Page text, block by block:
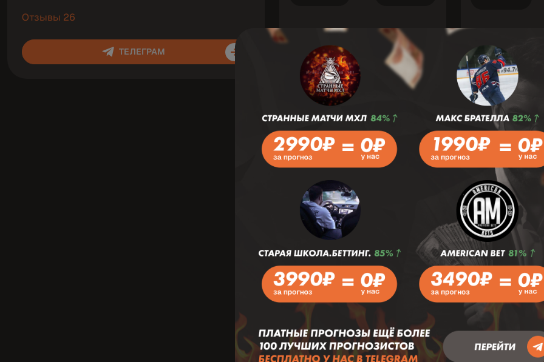
Отзывы 26
ТЕЛЕГРАМ
Футбол 8 Август 17:00 ПР
Южная Премьер-лига
Анстеи Номадс
VS
Футбол 8
Дивизион 2
Шеллефтео
Футбол 6 Август 21:45
Англия: Кубок Английской Лиги
VS
Футбол 6
Лига Европы